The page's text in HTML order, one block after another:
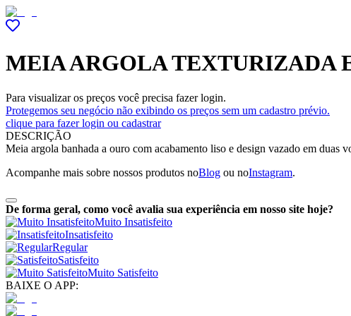
MEIA ARGOLA TEXTURIZADA
Para visualizar os preços você precisa fazer login.
Protegemos seu negócio não exibindo os preços sem um cadastro prévio.
clique para fazer login ou cadastrar
DESCRIÇÃO
Meia argola banhada a ouro com acabamento liso e design vazado em
Acompanhe mais sobre nossos produtos noBlog ou noInstagram.
De forma geral, como você avalia sua experiência em nosso site hoje?
Muito Insatisfeito
Insatisfeito
Regular
Satisfeito
Muito Satisfeito
BAIXE O APP: